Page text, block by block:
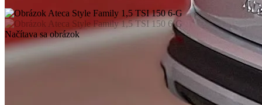
Načítava sa obrázok